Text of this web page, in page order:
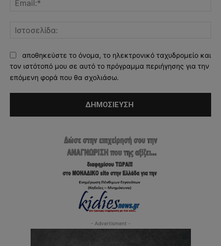
αποθηκεύστε το όνομα, το ηλεκτρονικό ταχυδρομείο και
τον ιστότοπό μου σε αυτό το πρόγραμμα περιήγησης για την
επόμενη φορά που θα σχολιάσω.
- Advertisment -